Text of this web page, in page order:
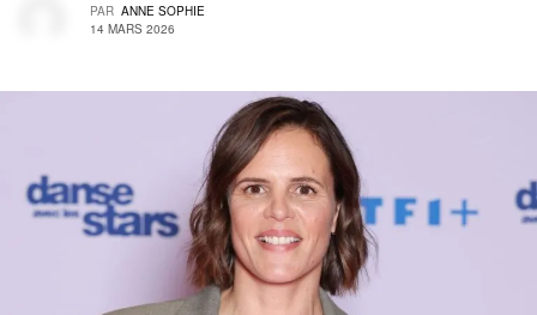
PAR ANNE SOPHIE
14 MARS 2026